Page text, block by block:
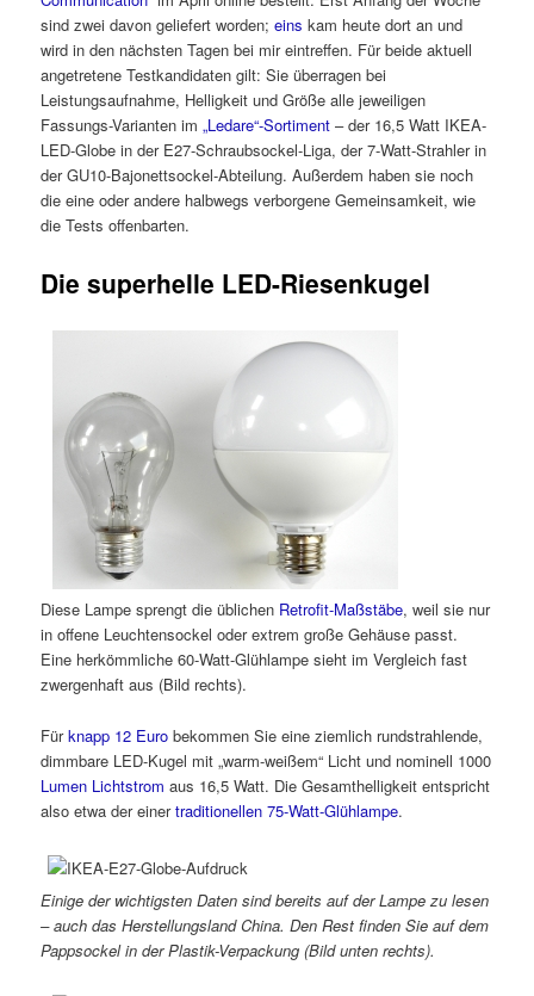
sind zwei davon geliefert worden;eins kam heute dort an und
wird in den nächsten Tagen bei mir eintreffen. Für beide aktuell
angetretene Testkandidaten gilt: Sie überragen bei
Leistungsaufnahme, Helligkeit und Größe alle jeweiligen
Fassungs-Varianten im„Ledare“-Sortiment – der 16,5 Watt IKEA-
LED-Globe in der E27-Schraubsockel-Liga, der 7-Watt-Strahler in
der GU10-Bajonettsockel-Abteilung. Außerdem haben sie noch
die eine oder andere halbwegs verborgene Gemeinsamkeit, wie
die Tests offenbarten.
Die superhelle LED-Riesenkugel
Diese Lampe sprengt die üblichen Retrofit-Maßstäbe, weil sie nur
in offene Leuchtensockel oder extrem große Gehäuse passt.
Eine herkömmliche 60-Watt-Glühlampe sieht im Vergleich fast
zwergenhaft aus (Bild rechts).
Fürknapp 12 Euro bekommen Sie eine ziemlich rundstrahlende,
dimmbare LED-Kugel mit „warm-weißem“ Licht und nominell 1000
Lumen Lichtstrom aus 16,5 Watt. Die Gesamthelligkeit entspricht
also etwa der einertraditionellen 75-Watt-Glühlampe.
Einige der wichtigsten Daten sind bereits auf der Lampe zu lesen
– auch das Herstellungsland China. Den Rest finden Sie auf dem
Pappsockel in der Plastik-Verpackung (Bild unten rechts).